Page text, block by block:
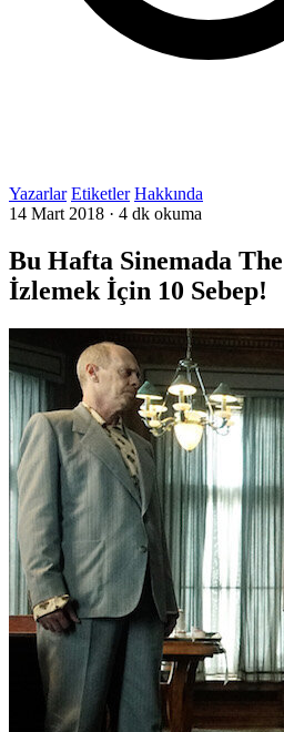
Yazarlar Etiketler Hakkında
14 Mart 2018 · 4 dk okuma
Bu Hafta Sinemada
İzlemek İçin 10 Sebep!